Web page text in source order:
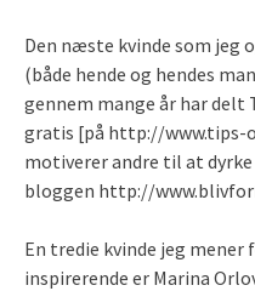
Den næste kvinde som jeg
(både hende og hendes
gennem mange år har delt
gratis [på http://www.tips-
motiverer andre til at
bloggen http://
En tredie kvinde jeg
inspirerende er Marina